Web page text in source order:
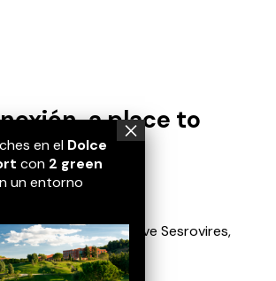
a place to
1, 08635 Sant Esteve Sesrovires,
en el Dolce
con 2 green
un entorno